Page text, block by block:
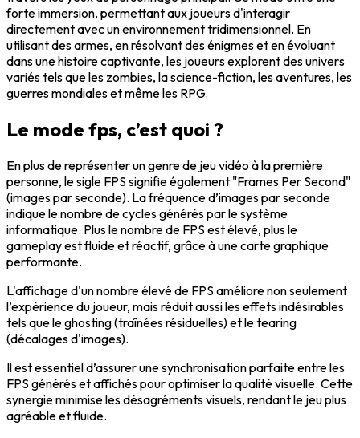
forte immersion, permettant aux joueurs d'interagir
directement avec un environnement tridimensionnel. En
utilisant des armes, en résolvant des énigmes et en évoluant
dans une histoire captivante, les joueurs explorent des univers
variés tels que les zombies, la science-fiction, les aventures, les
guerres mondiales et même les RPG.
Le mode fps, c’est quoi ?
En plus de représenter un genre de jeu vidéo à la première
personne, le sigle FPS signifie également "Frames Per Second"
(images par seconde). La fréquence d’images par seconde
indique le nombre de cycles générés par le système
informatique. Plus le nombre de FPS est élevé, plus le
gameplay est fluide et réactif, grâce à une carte graphique
performante.
L'affichage d'un nombre élevé de FPS améliore non seulement
l’expériencedu joueur, mais réduit aussi les effets indésirables
tels que le ghosting (traînées résiduelles) et le tearing
(décalages d'images).
Il est essentiel d’assurer unesynchronisationparfaite entre les
FPS générés et affichés pour optimiser la qualité visuelle. Cette
synergie minimise les désagréments visuels, rendant le jeu plus
agréable et fluide.